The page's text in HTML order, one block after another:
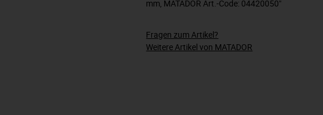
mm, MATADOR Art.-Code: 04420050"
Fragen zum Artikel?
Weitere Artikel von MATADOR